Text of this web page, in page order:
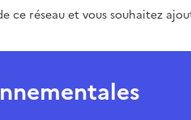
ce réseau et vous souhaitez